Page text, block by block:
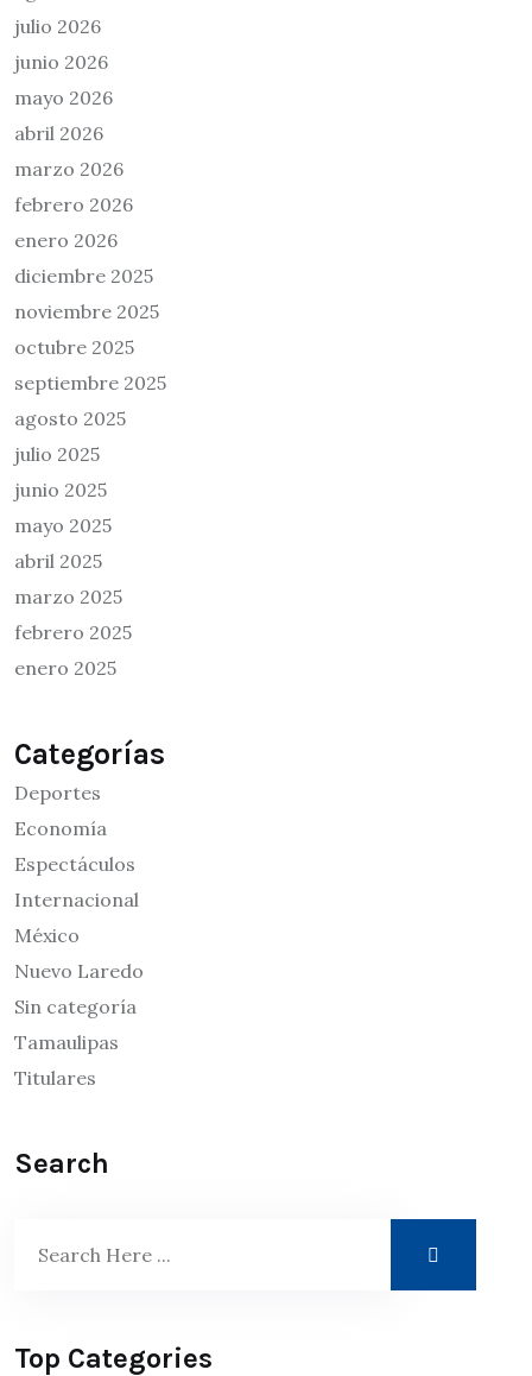
julio 2026
junio 2026
mayo 2026
abril 2026
marzo 2026
febrero 2026
enero 2026
diciembre 2025
noviembre 2025
octubre 2025
septiembre 2025
agosto 2025
julio 2025
junio 2025
mayo 2025
abril 2025
marzo 2025
febrero 2025
enero 2025
Categorías
Deportes
Economía
Espectáculos
Internacional
México
Nuevo Laredo
Sin categoría
Tamaulipas
Titulares
Search
Top Categories